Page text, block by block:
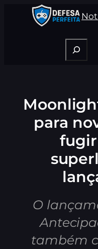
para
fugir
O
também